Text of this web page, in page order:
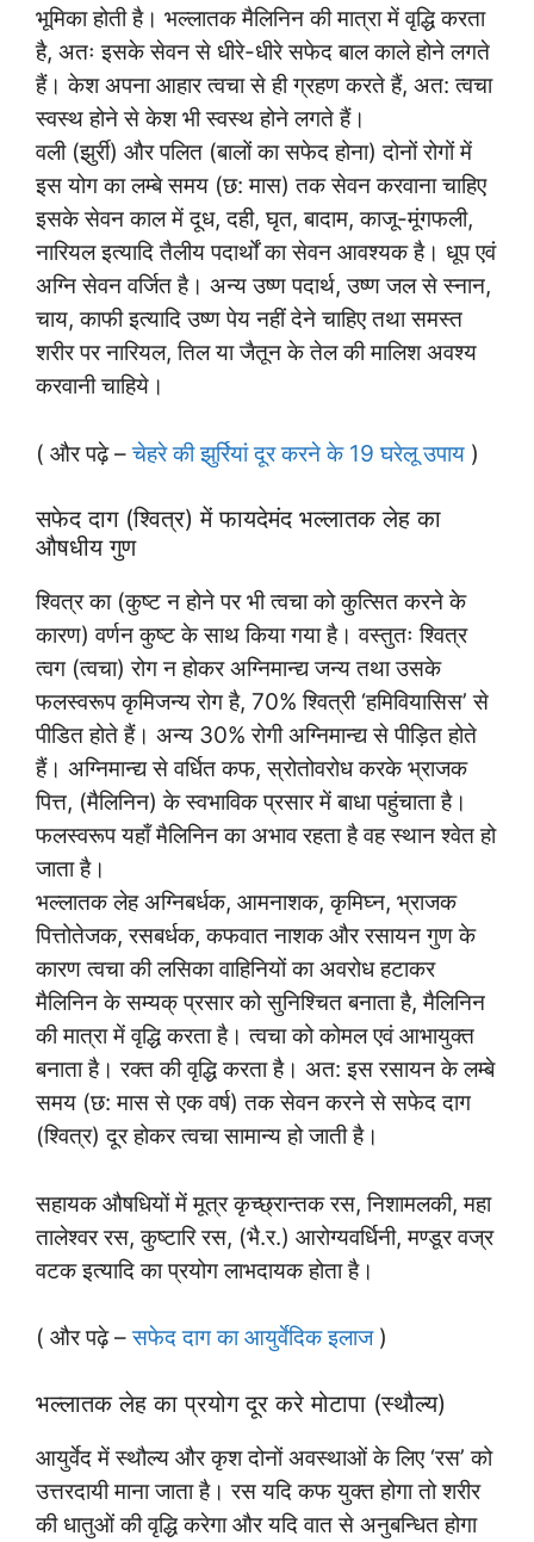
भूमिका होती है। भल्लातक मैलिनिन की मात्रा में वृद्धि करता
है, अतः इसके सेवन से धीरे-धीरे सफेद बाल काले होने लगते
हैं। केश अपना आहार त्वचा से ही ग्रहण करते हैं, अत: त्वचा
स्वस्थ होने से केश भी स्वस्थ होने लगते हैं।
वली (झुर्री) और पलित (बालों का सफेद होना) दोनों रोगों में
इस योग का लम्बे समय (छ: मास) तक सेवन करवाना चाहिए
इसके सेवन काल में दूध, दही, घृत, बादाम, काजू-मूंगफली,
नारियल इत्यादि तैलीय पदार्थों का सेवन आवश्यक है। धूप एवं
अग्नि सेवन वर्जित है। अन्य उष्ण पदार्थ, उष्ण जल से स्नान,
चाय, काफी इत्यादि उष्ण पेय नहीं देने चाहिए तथा समस्त
शरीर पर नारियल, तिल या जैतून के तेल की मालिश अवश्य
करवानी चाहिये।
( और पढ़े –चेहरे की झुर्रियां दूर करने के 19 घरेलू उपाय )
सफेद दाग (श्वित्र) में फायदेमंद भल्लातक लेह का
औषधीय गुण
श्वित्र का (कुष्ट न होने पर भी त्वचा को कुत्सित करने के
कारण) वर्णन कुष्ट के साथ किया गया है। वस्तुतः श्वित्र
त्वग (त्वचा) रोग न होकर अग्निमान्द्य जन्य तथा उसके
फलस्वरूप कृमिजन्य रोग है, 70% श्वित्री ‘हमिवियासिस’ से
पीडित होते हैं। अन्य 30% रोगी अग्निमान्द्य से पीड़ित होते
हैं। अग्निमान्द्य से वर्धित कफ, स्रोतोवरोध करके भ्राजक
पित्त, (मैलिनिन) के स्वभाविक प्रसार में बाधा पहुंचाता है।
फलस्वरूप यहाँ मैलिनिन का अभाव रहता है वह स्थान श्वेत हो
जाता है।
भल्लातक लेह अग्निबर्धक, आमनाशक, कृमिघ्न, भ्राजक
पित्तोतेजक, रसबर्धक, कफवात नाशक और रसायन गुण के
कारण त्वचा की लसिका वाहिनियों का अवरोध हटाकर
मैलिनिन के सम्यक् प्रसार को सुनिश्चित बनाता है, मैलिनिन
की मात्रा में वृद्धि करता है। त्वचा को कोमल एवं आभायुक्त
बनाता है। रक्त की वृद्धि करता है। अत: इस रसायन के लम्बे
समय (छ: मास से एक वर्ष) तक सेवन करने से सफेद दाग
(श्वित्र) दूर होकर त्वचा सामान्य हो जाती है।
सहायक औषधियों में मूत्र कृच्छ्रान्तक रस, निशामलकी, महा
तालेश्वर रस, कुष्टारि रस, (भै.र.) आरोग्यवर्धिनी, मण्डूर वज्र
वटक इत्यादि का प्रयोग लाभदायक होता है।
( और पढ़े –सफेद दाग का आयुर्वेदिक इलाज)
भल्लातक लेह का प्रयोग दूर करे मोटापा (स्थौल्य)
आयुर्वेद में स्थौल्य और कृश दोनों अवस्थाओं के लिए ‘रस’ को
उत्तरदायी माना जाता है। रस यदि कफ युक्त होगा तो शरीर
की धातुओं की वृद्धि करेगा और यदि वात से अनुबन्धित होगा